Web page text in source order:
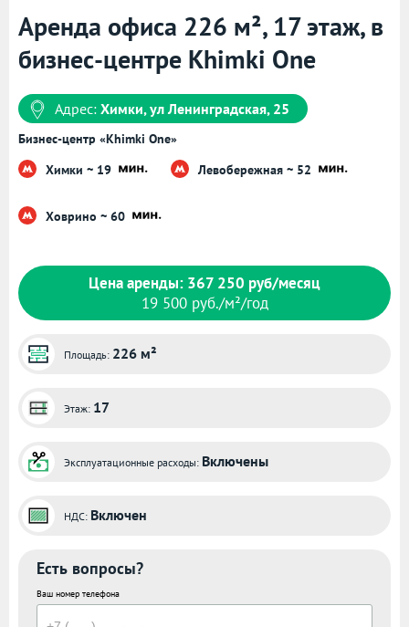
Аренда офиса 226 м², 17 этаж, в
бизнес-центре Khimki One
Адрес: Химки, ул Ленинградская, 25
Бизнес-центр «Khimki One»
Химки ~ 19
Левобережная ~ 52
Ховрино ~ 60
Цена аренды: 367 250 руб/месяц
19 500 руб./м²/год
Площадь: 226 м²
Этаж: 17
Эксплуатационные расходы: Включены
НДС: Включен
Есть вопросы?
Ваш номер телефона